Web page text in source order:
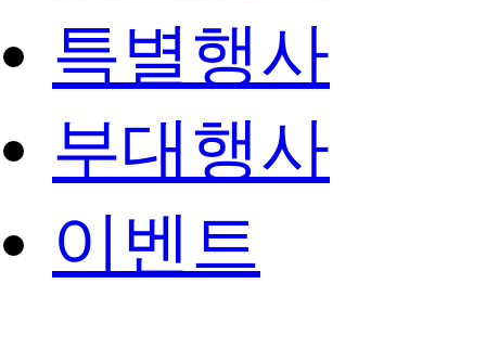
특별행사
부대행사
이벤트